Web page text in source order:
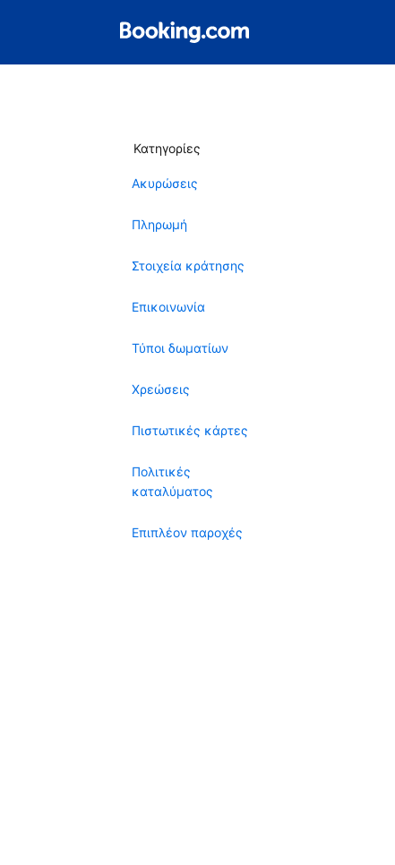
Κατηγορίες
Ακυρώσεις
Πληρωμή
Στοιχεία κράτησης
Επικοινωνία
Τύποι δωματίων
Χρεώσεις
Πιστωτικές κάρτες
Πολιτικές
καταλύματος
Επιπλέον παροχές